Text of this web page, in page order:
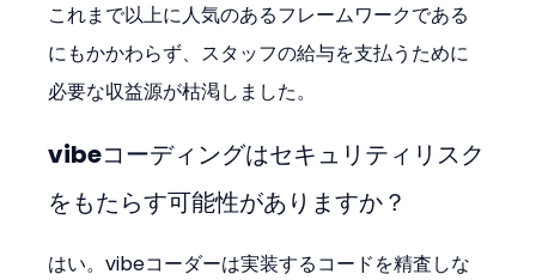
これまで以上に人気のあるフレームワークである
にもかかわらず、スタッフの給与を支払うために
必要な収益源が枯渇しました。
vibeコーディングはセキュリティリスク
をもたらす可能性がありますか？
はい。vibeコーダーは実装するコードを精査しな